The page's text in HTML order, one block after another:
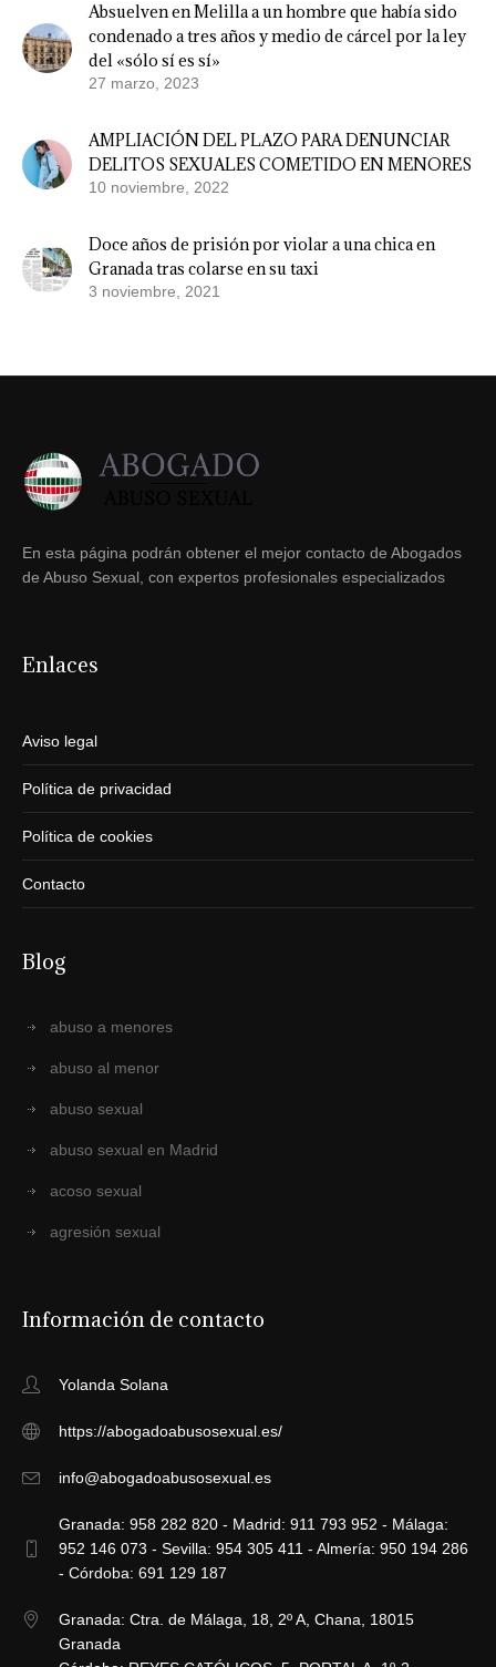
Absuelven en Melilla a un hombre que había sido
condenado a tres años y medio de cárcel por la ley
del «sólo sí es sí»
27 marzo, 2023
AMPLIACIÓN DEL PLAZO PARA DENUNCIAR
DELITOS SEXUALES COMETIDO EN MENORES
10 noviembre, 2022
Doce años de prisión por violar a una chica en
Granada tras colarse en su taxi
3 noviembre, 2021
En esta página podrán obtener el mejor contacto de Abogados
de Abuso Sexual, con expertos profesionales especializados
Enlaces
Aviso legal
Política de privacidad
Política de cookies
Contacto
Blog
abuso a menores
abuso al menor
abuso sexual
abuso sexual en Madrid
acoso sexual
agresión sexual
Información de contacto
Yolanda Solana
https://abogadoabusosexual.es/
info@abogadoabusosexual.es
Granada: 958 282 820 - Madrid: 911 793 952 - Málaga:
952 146 073 - Sevilla: 954 305 411 - Almería: 950 194 286
- Córdoba: 691 129 187
Granada: Ctra. de Málaga, 18, 2º A, Chana, 18015
Granada